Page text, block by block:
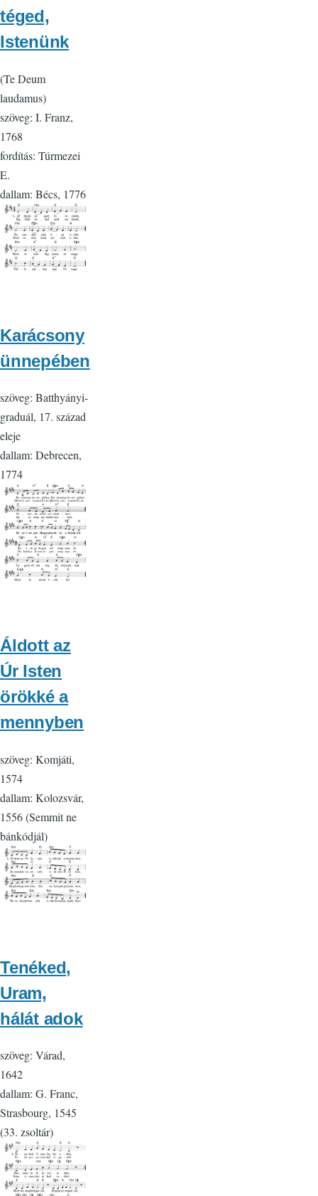
téged,
Istenünk
(Te Deum
laudamus)
szöveg: I. Franz,
1768
fordítás: Túrmezei
E.
dallam: Bécs, 1776
Karácsony
ünnepében
szöveg: Batthyányi-
graduál, 17. század
eleje
dallam: Debrecen,
1774
Áldott az
Úr Isten
örökké a
mennyben
szöveg: Komjáti,
1574
dallam: Kolozsvár,
1556 (Semmit ne
bánkódjál)
Tenéked,
Uram,
hálát adok
szöveg: Várad,
1642
dallam: G. Franc,
Strasbourg, 1545
(33. zsoltár)